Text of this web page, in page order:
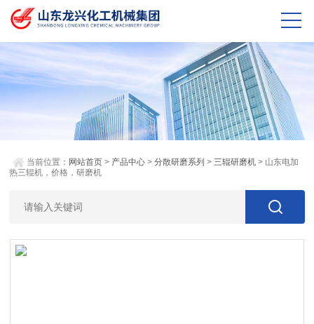
当前位置： 网站首页 > 产品中心 >分散研磨系列 >三辊研磨机 > 山东电加
热三辊机，价格，研磨机